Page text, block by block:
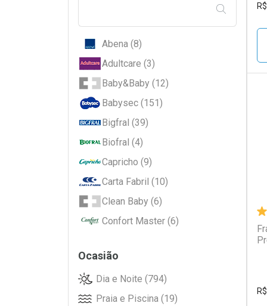
R$
R$
FILTRAR
Abena (8)
Adultcare (3)
Baby&Baby (12)
Babysec (151)
Bigfral (39)
Biofral (4)
Capricho (9)
Carta Fabril (10)
Clean Baby (6)
Confort Master (6)
Cremer (8)
Dogs Care (6)
Dog's Care (12)
Ocasião
Dia e Noite (794)
Praia e Piscina (19)